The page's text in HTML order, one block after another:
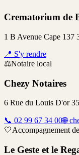
Crematorium de
1 B Avenue Cape 137
📍 S'y rendre
⚖️Notaire local
Chezy Notaires
6 Rue du Louis D'or
📞 02 99 67 34 00🌐
🤍Accompagnement
Le Geste et le